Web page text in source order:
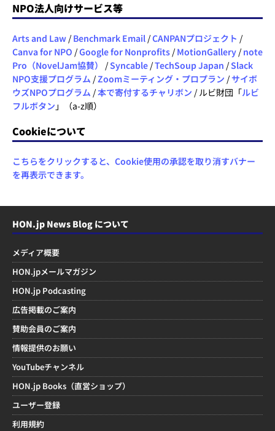
NPO法人向けサービス等
Arts and Law / Benchmark Email /CANPANプロジェクト /
Canva for NPO /Google for Nonprofits / MotionGallery / note
Pro（NovelJam協賛）
/Syncable /TechSoup Japan /Slack
NPO支援プログラム /Zoomミーティング・プロプラン /サイボ
ウズNPOプログラム /本で寄付するチャリボン / ルビ財団「ルビ
フルボタン 」（a-z順）
Cookieについて
こちらをクリックすると、Cookie使用の承認を取り消すバナー
を再表示できます。
HON.jp News Blog について
メディア概要
HON.jpメールマガジン
HON.jp Podcasting
広告掲載のご案内
賛助会員のご案内
情報提供のお願い
YouTubeチャンネル
HON.jp Books（直営ショップ）
ユーザー登録
利用規約